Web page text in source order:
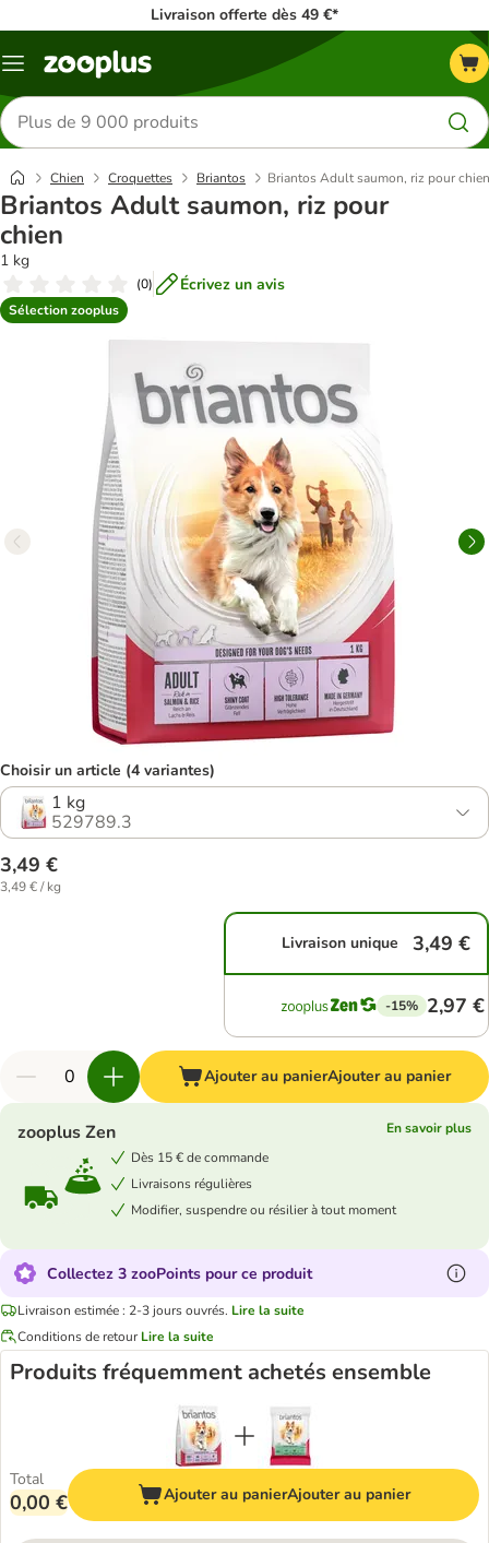
Livraison offerte dès 49 €*
Menu
Rechercher
des
produits
Chien Croquettes Briantos Briantos Adult saumon, riz pour chien
Briantos Adult saumon, riz pour
chien
1 kg
(0) Écrivez un avis
Sélection zooplus
Choisir un article (4 variantes)
1 kg
529789.3
3,49 €
3,49 € / kg
Livraison unique 3,49 €
-15% 2,97 €
Ajouter au panierAjouter au panier
zooplus Zen
En savoir plus
Dès 15 € de commande
Livraisons régulières
Modifier, suspendre ou résilier à tout moment
Collectez 3 zooPoints pour ce produit
Livraison estimée : 2-3 jours ouvrés. Lire la suite
Conditions de retour Lire la suite
Produits fréquemment achetés ensemble
Total
0,00 € Ajouter au panierAjouter au panier